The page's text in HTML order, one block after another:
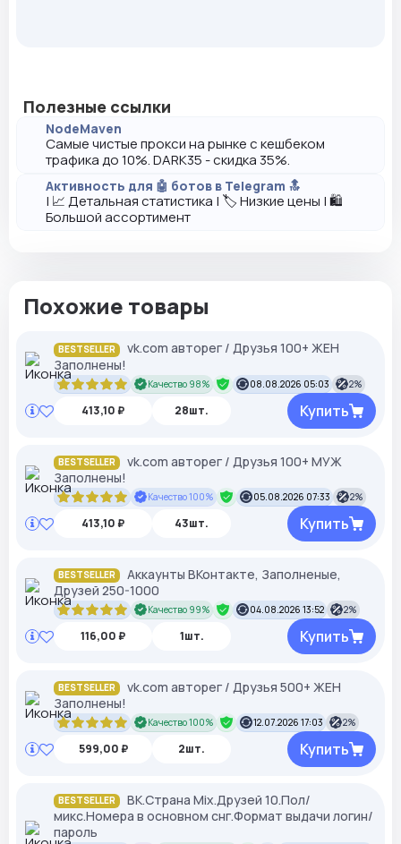
Полезные ссылки
NodeMaven
Самые чистые прокси на рынке с кешбеком
трафика до 10%. DARK35 - скидка 35%.
Активность для 🤖 ботов в Telegram 🔝
| 📈 Детальная статистика | 🏷️ Низкие цены | 🛍️
Большой ассортимент
Похожие товары
BESTSELLER
vk.com авторег / Друзья 100+ ЖЕН
Заполнены!
Качество 98% 08.08.2026 05:03 2%
413,10 ₽ 28шт. Купить
BESTSELLER
vk.com авторег / Друзья 100+ МУЖ
Заполнены!
Качество 100% 05.08.2026 07:33 2%
413,10 ₽ 43шт. Купить
BESTSELLER
Аккаунты ВКонтакте, Заполненые,
Друзей 250-1000
Качество 99% 04.08.2026 13:52 2%
116,00 ₽ 1шт. Купить
BESTSELLER
vk.com авторег / Друзья 500+ ЖЕН
Заполнены!
Качество 100% 12.07.2026 17:03 2%
599,00 ₽ 2шт. Купить
BESTSELLER
ВК.Страна Mix.Друзей 10.Пол/
микс.Номера в основном снг.Формат выдачи логин/
пароль